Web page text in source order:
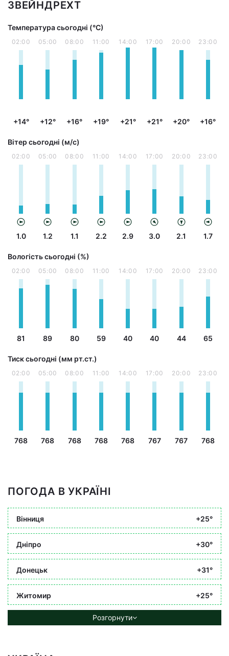
ЗВЕЙНДРЕХТ
Температура сьогодні (°С)
02:00
+14°
05:00
+12°
08:00
+16°
11:00
+19°
14:00
+21°
17:00
+21°
20:00
+20°
23:00
+16°
Вітер сьогодні (м/с)
02:00
1.0
05:00
1.2
08:00
1.1
11:00
2.2
14:00
2.9
17:00
3.0
20:00
2.1
23:00
1.7
Вологість сьогодні (%)
02:00
81
05:00
89
08:00
80
11:00
59
14:00
40
17:00
40
20:00
44
23:00
65
Тиск сьогодні (мм рт.ст.)
02:00
768
05:00
768
08:00
768
11:00
768
14:00
768
17:00
767
20:00
767
23:00
768
ПОГОДА В УКРАЇНІ
Вінниця +25°
Дніпро +30°
Донецьк +31°
Житомир +25°
Розгорнути